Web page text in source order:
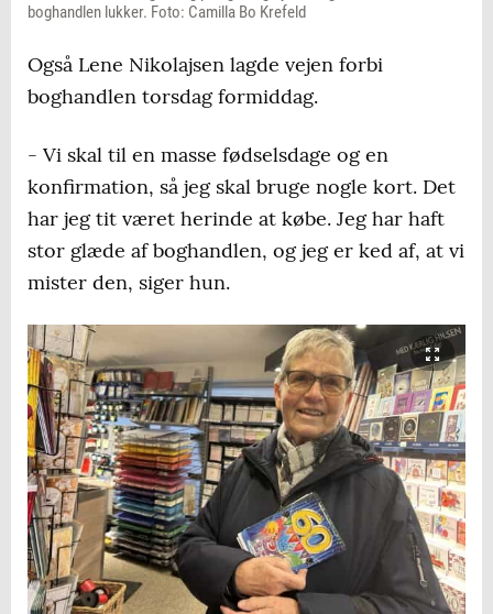
boghandlen lukker. Foto: Camilla Bo Krefeld
Også Lene Nikolajsen lagde vejen forbi
boghandlen torsdag formiddag.
- Vi skal til en masse fødselsdage og en
konfirmation, så jeg skal bruge nogle kort. Det
har jeg tit været herinde at købe. Jeg har haft
stor glæde af boghandlen, og jeg er ked af, at vi
mister den, siger hun.